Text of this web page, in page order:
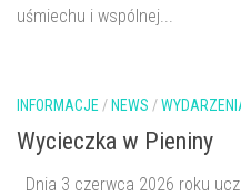
uśmiechu i wspólnej...
INFORMACJE /NEWS /
Wycieczka w Pieniny
Dnia 3 czerwca 2026 roku